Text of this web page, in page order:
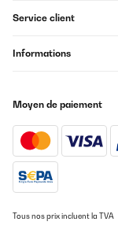
Service client
Informations
Moyen de paiement
Tous nos prix incluent la TVA